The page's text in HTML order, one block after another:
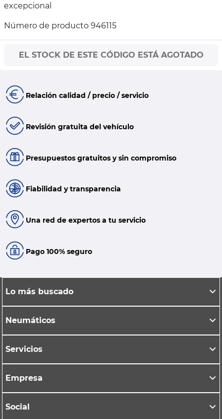
excepcional
Número de producto 946115
EL STOCK DE ESTE CÓDIGO ESTÁ AGOTADO
Relación calidad / precio / servicio
Revisión gratuita del vehículo
Presupuestos gratuitos y sin compromiso
Fiabilidad y transparencia
Una red de expertos a tu servicio
Pago 100% seguro
Lo más buscado
Neumáticos
Servicios
Empresa
Social